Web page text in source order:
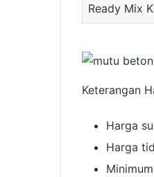
Ready Mix
Keterangan
Harga
Harga